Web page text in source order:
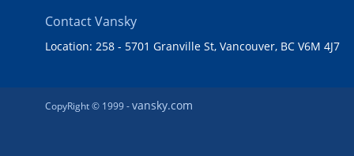
Contact Vansky
Location: 258 - 5701 Granville St, Vancouver, BC V6M 4J7
CopyRight © 1999 -vansky.com